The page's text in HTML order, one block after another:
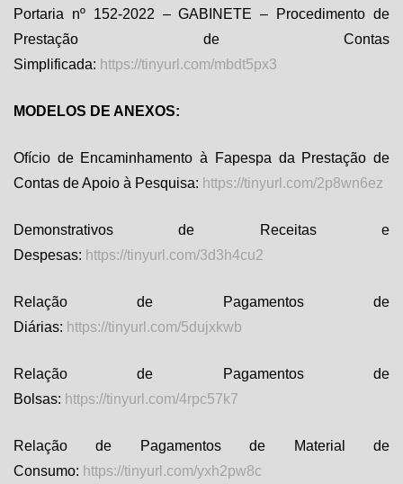
Portaria nº 152-2022 – GABINETE – Procedimento de
Prestação de Contas
Simplificada: https://tinyurl.com/mbdt5px3
MODELOS DE ANEXOS:
Ofício de Encaminhamento à Fapespa da Prestação de
Contas de Apoio à Pesquisa: https://tinyurl.com/2p8wn6ez
Demonstrativos de Receitas e
Despesas: https://tinyurl.com/3d3h4cu2
Relação de Pagamentos de
Diárias: https://tinyurl.com/5dujxkwb
Relação de Pagamentos de
Bolsas: https://tinyurl.com/4rpc57k7
Relação de Pagamentos de Material de
Consumo: https://tinyurl.com/yxh2pw8c